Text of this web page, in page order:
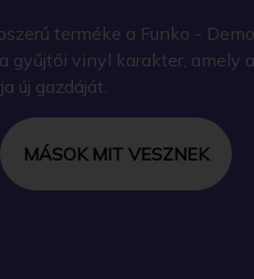
terméke a Funko -
gyűjtői vinyl karakter, amely
új gazdáját.
MÁSOK MIT VESZNEK